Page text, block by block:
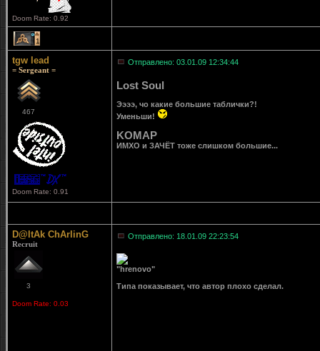
Doom Rate: 0.92
1
tgw lead
= Sergeant =
467
Doom Rate: 0.91
Отправлено: 03.01.09 12:34:44
Lost Soul
Ээээ, чо какие большие таблички?!
Уменьши!
KOMAP
ИМХО и ЗАЧЁТ тоже слишком большие...
D@ltAk ChArlinG
Recruit
3
Doom Rate: 0.03
Отправлено: 18.01.09 22:23:54
"hrenovo"
Типа показывает, что автор плохо сделал.